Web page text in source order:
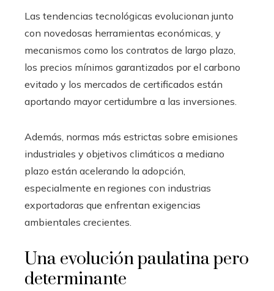
Las tendencias tecnológicas evolucionan junto
con novedosas herramientas económicas, y
mecanismos como los contratos de largo plazo,
los precios mínimos garantizados por el carbono
evitado y los mercados de certificados están
aportando mayor certidumbre a las inversiones.
Además, normas más estrictas sobre emisiones
industriales y objetivos climáticos a mediano
plazo están acelerando la adopción,
especialmente en regiones con industrias
exportadoras que enfrentan exigencias
ambientales crecientes.
Una evolución paulatina pero
determinante